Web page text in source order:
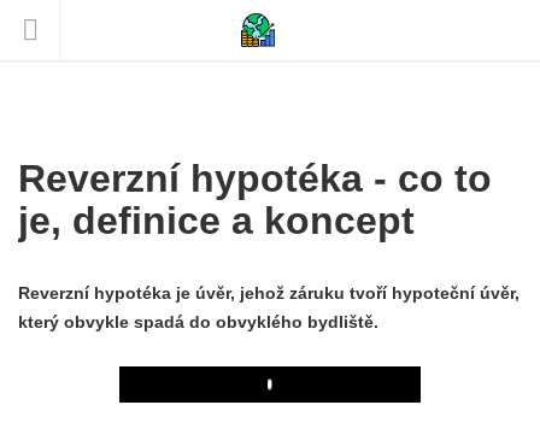
Reverzní hypotéka - co to
je, definice a koncept
Reverzní hypotéka je úvěr, jehož záruku tvoří hypoteční úvěr,
který obvykle spadá do obvyklého bydliště.
Play